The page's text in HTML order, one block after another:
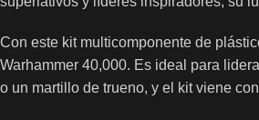
Con este kit multicomponente de
Warhammer 40,000. Es ideal para
o un martillo de trueno, y el kit viene